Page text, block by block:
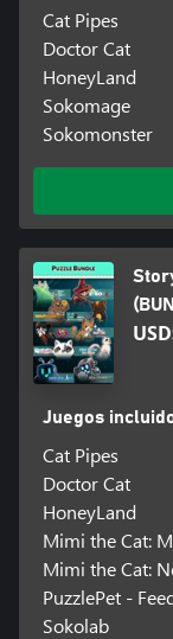
Cat Pipes
Doctor Cat
HoneyLand
Sokomage
Sokomonster
Juegos
Cat Pipes
Doctor Cat
HoneyLand
Mimi the Cat:
Mimi the Cat:
PuzzlePet -
Sokolab